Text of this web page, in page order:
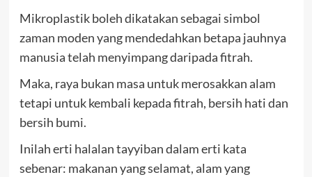
Mikroplastik boleh dikatakan sebagai simbol
zaman moden yang mendedahkan betapa jauhnya
manusia telah menyimpang daripada fitrah.
Maka, raya bukan masa untuk merosakkan alam
tetapi untuk kembali kepada fitrah, bersih hati dan
bersih bumi.
Inilah erti halalan tayyiban dalam erti kata
sebenar: makanan yang selamat, alam yang